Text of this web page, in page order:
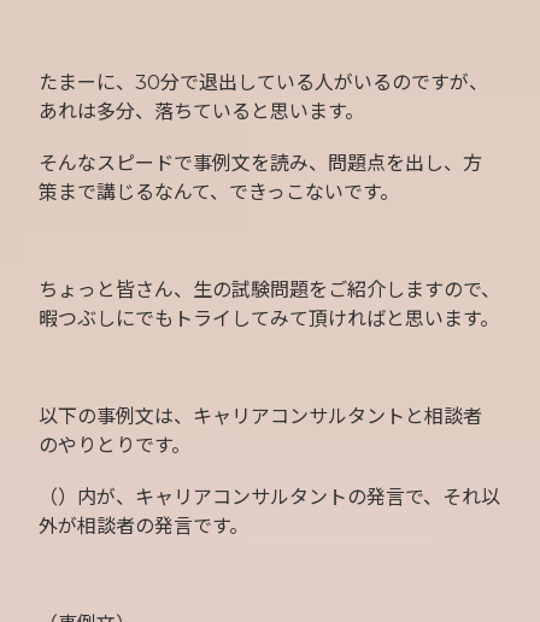
たまーに、30分で退出している人がいるのですが、
あれは多分、落ちていると思います。
そんなスピードで事例文を読み、問題点を出し、方
策まで講じるなんて、できっこないです。
ちょっと皆さん、生の試験問題をご紹介しますので、
暇つぶしにでもトライしてみて頂ければと思います。
以下の事例文は、キャリアコンサルタントと相談者
のやりとりです。
（）内が、キャリアコンサルタントの発言で、それ以
外が相談者の発言です。